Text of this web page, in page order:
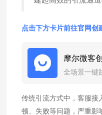
点击下方卡片前往官网创
摩尔微客
全场景一键
传统引流方式中，客服接
顿、失败等问题，严重影